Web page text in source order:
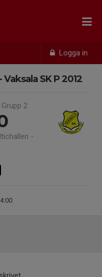
Logga in
SK P 2012
2
-